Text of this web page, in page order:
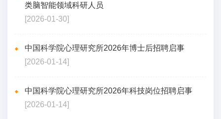
类脑智能领域科研人员
[2026-01-30]
中国科学院心理研究所2026年博士后招聘启事
[2026-01-14]
中国科学院心理研究所2026年科技岗位招聘启事
[2026-01-14]